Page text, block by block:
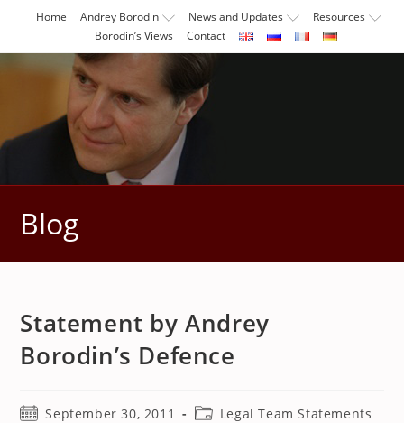
content
Home Andrey Borodin News and Updates
Resources
Borodin’s Views
Contact
Blog
Statement by Andrey
Borodin’s Defence
PostSeptember 30, 2011
PostLegal Team Statements